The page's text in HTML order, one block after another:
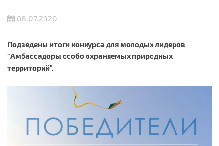
08.07.2020
Подведены итоги конкурса для молодых лидеров
"Амбассадоры особо охраняемых природных
территорий".